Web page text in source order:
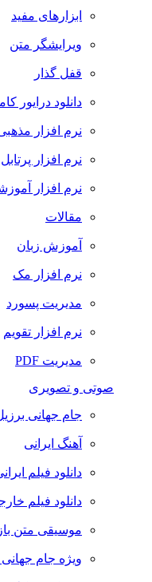
ابزارهای مفید
ویرایشگر متن
قفل گذار
دانلود درایور
نرم افزار
نرم افزار پرتابل
نرم افزار
مقالات
آموزش زبان
نرم افزار مک
مدیریت پسورد
نرم افزار تقویم
مدیریت PDF
صوتی و تصویری
جام جهانی برزیل
آهنگ ایرانی
دانلود فیلم
دانلود فیلم
موسیقی متن
ویژه جام جهانی 2018 روسیه